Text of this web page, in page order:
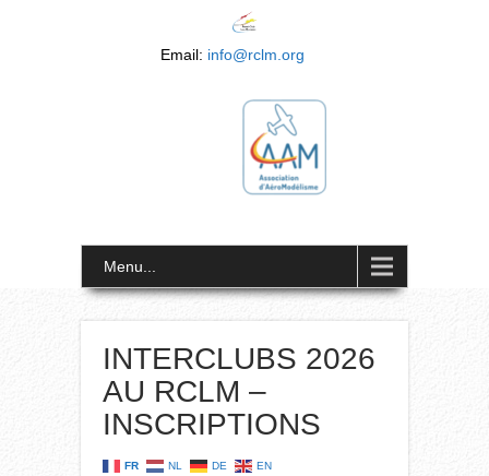
Email: info@rclm.org
Menu...
INTERCLUBS 2026
AU RCLM –
INSCRIPTIONS
FR NL DE EN